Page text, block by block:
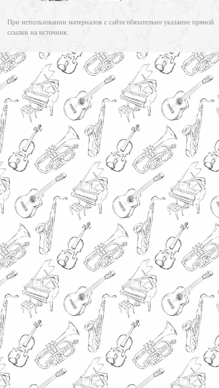
При использовании материалов с сайта обязательно указание прямой
ссылки на источник.